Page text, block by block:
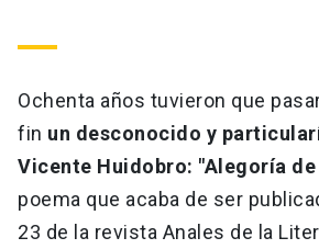
Académicos
Personal
Alumni launch
Mi Cuenta UC launch
Correo UC launch
Mi Portal UC launch
Ochenta años tuvieron que
fin un desconocido y
Vicente Huidobro: "Alegoría
poema que acaba de ser
23 de la revista Anales de la